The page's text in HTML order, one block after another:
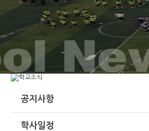
공지사항
학사일정